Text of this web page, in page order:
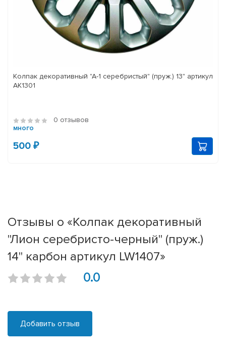
Колпак декоративный "А-1 серебристый" (пруж.) 13" артикул
АК1301
0 отзывов
много
500 ₽
Отзывы о «Колпак декоративный
"Лион серебристо-черный" (пруж.)
14" карбон артикул LW1407»
0.0
Добавить отзыв